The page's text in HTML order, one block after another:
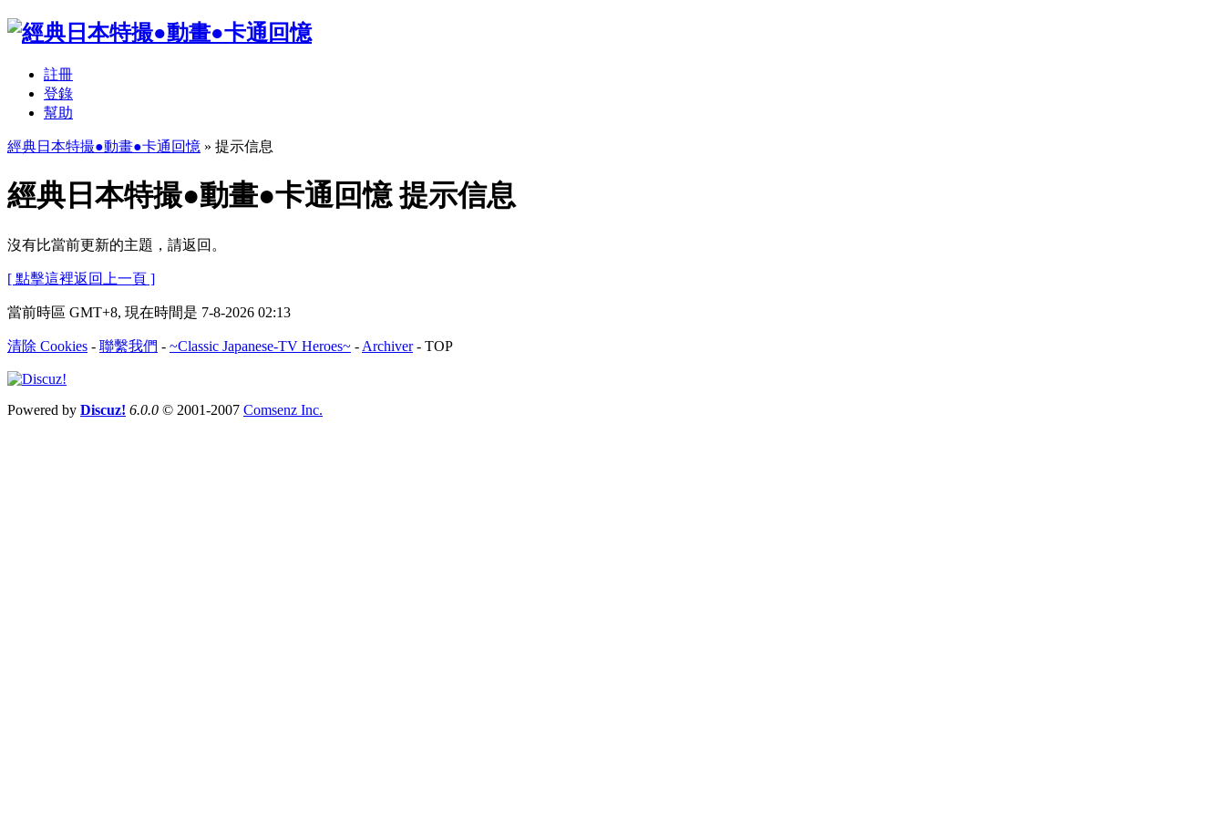
註冊
登錄
幫助
經典日本特撮●動畫●卡通回憶 » 提示信息
經典日本特撮●動畫●卡通回憶 提示信息
沒有比當前更新的主題，請返回。
[ 點擊這裡返回上一頁 ]
當前時區 GMT+8, 現在時間是 7-8-2026 02:13
清除 Cookies - 聯繫我們 - ~Classic Japanese-TV Heroes~ - Archiver- TOP
Powered by Discuz! 6.0.0 © 2001-2007 Comsenz Inc.